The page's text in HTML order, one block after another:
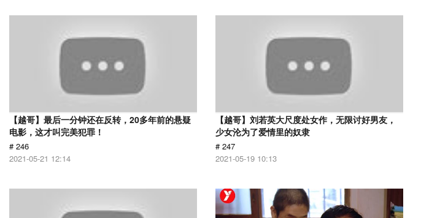
【越哥】最后一分钟还在反转，20多年前的悬疑
电影，这才叫完美犯罪！
# 246
2021-05-21 12:14
【越哥】刘若英大尺度处女作，无限讨好男友，
少女沦为了爱情里的奴隶
# 247
2021-05-19 10:13